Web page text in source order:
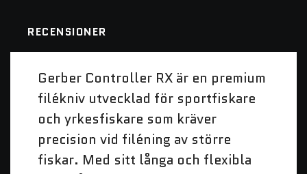
RECENSIONER
Gerber Controller RX är en premium
filékniv utvecklad för sportfiskare
och yrkesfiskare som kräver
precision vid filéning av större
fiskar. Med sitt långa och flexibla